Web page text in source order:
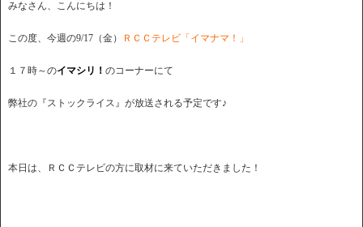
みなさん、こんにちは！
この度、今週の9/17（金） ＲＣＣテレビ「イマナマ！」
１７時～のイマシリ！ のコーナーにて
弊社の『ストックライス』が放送される予定です♪
本日は、ＲＣＣテレビの方に取材に来ていただきました！